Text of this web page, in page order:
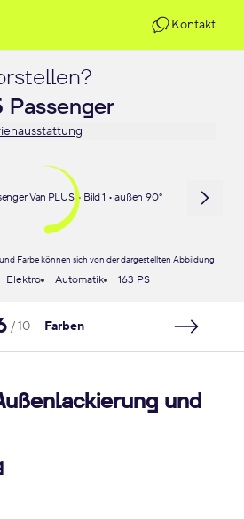
Kontakt
Passenger
Farbe können sich von der dargestellten Abbildung
Elektro Automatik 163 PS
/ 10 Farben
und